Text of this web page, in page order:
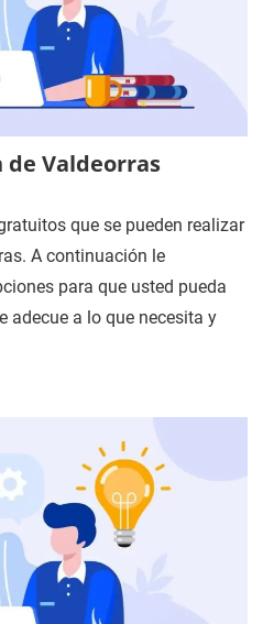
Valdeorras
que se pueden realizar
A continuación le
para que usted pueda
adecue a lo que necesita y